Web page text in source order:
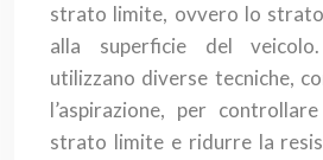
strato limite, ovvero lo
alla superficie del
utilizzano diverse tecniche,
l’aspirazione, per
strato limite e ridurre la